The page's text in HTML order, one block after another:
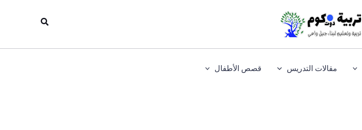
مقالات التدريس قصص الأطفال